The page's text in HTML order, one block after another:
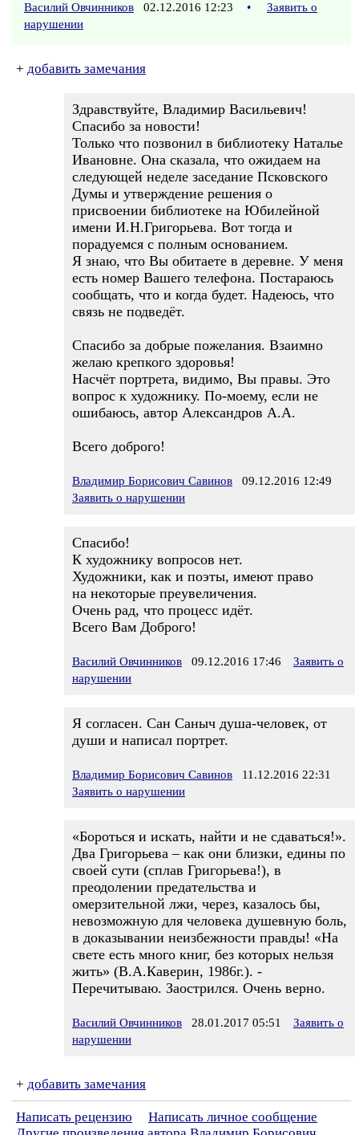
Василий Овчинников 02.12.2016 12:23 •
Заявить о
нарушении
+ добавить замечания
Здравствуйте, Владимир Васильевич!
Спасибо за новости!
Только что позвонил в библиотеку Наталье
Ивановне. Она сказала, что ожидаем на
следующей неделе заседание Псковского
Думы и утверждение решения о
присвоении библиотеке на Юбилейной
имени И.Н.Григорьева. Вот тогда и
порадуемся с полным основанием.
Я знаю, что Вы обитаете в деревне. У меня
есть номер Вашего телефона. Постараюсь
сообщать, что и когда будет. Надеюсь, что
связь не подведёт.
Спасибо за добрые пожелания. Взаимно
желаю крепкого здоровья!
Насчёт портрета, видимо, Вы правы. Это
вопрос к художнику. По-моему, если не
ошибаюсь, автор Александров А.А.
Всего доброго!
Владимир Борисович Савинов 09.12.2016 12:49
Заявить о нарушении
Спасибо!
К художнику вопросов нет.
Художники, как и поэты, имеют право
на некоторые преувеличения.
Очень рад, что процесс идёт.
Всего Вам Доброго!
Василий Овчинников 09.12.2016 17:46
Заявить о
нарушении
Я согласен. Сан Саныч душа-человек, от
души и написал портрет.
Владимир Борисович Савинов 11.12.2016 22:31
Заявить о нарушении
«Бороться и искать, найти и не сдаваться!».
Два Григорьева – как они близки, едины по
своей сути (сплав Григорьева!), в
преодолении предательства и
омерзительной лжи, через, казалось бы,
невозможную для человека душевную боль,
в доказывании неизбежности правды! «На
свете есть много книг, без которых нельзя
жить» (В.А.Каверин, 1986г.). -
Перечитываю. Заострился. Очень верно.
Василий Овчинников 28.01.2017 05:51
Заявить о
нарушении
+ добавить замечания
Написать рецензию
Написать личное сообщение